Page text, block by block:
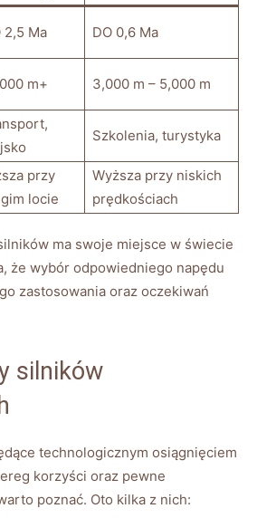
2,5 Ma DO 0,6 Ma
m+ 3,000 m – 5,000 m
Szkolenia, turystyka
przy
‍locie
Wyższa przy niskich⁤
prędkościach
ma swoje miejsce ⁢w świecie
⁤że wybór ⁤odpowiedniego napędu​
zastosowania oraz oczekiwań
silników
technologicznym⁢ osiągnięciem
korzyści oraz pewne
poznać. ⁣Oto kilka z nich: